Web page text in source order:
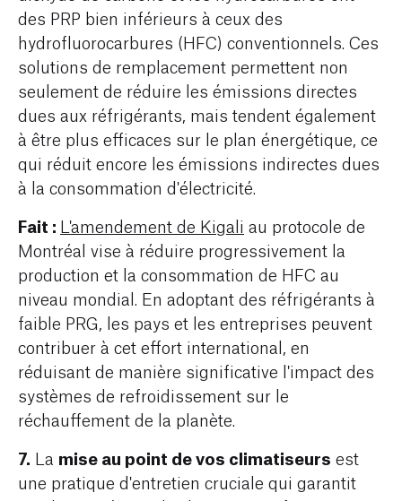
des PRP bien inférieurs à ceux des
hydrofluorocarbures (HFC) conventionnels. Ces
solutions de remplacement permettent non
seulement de réduire les émissions directes
dues aux réfrigérants, mais tendent également
à être plus efficaces sur le plan énergétique, ce
qui réduit encore les émissions indirectes dues
à la consommation d'électricité.
Fait : L'amendement de Kigali au protocole de
Montréal vise à réduire progressivement la
production et la consommation de HFC au
niveau mondial. En adoptant des réfrigérants à
faible PRG, les pays et les entreprises peuvent
contribuer à cet effort international, en
réduisant de manière significative l'impact des
systèmes de refroidissement sur le
réchauffement de la planète.
7. La mise au point de vos climatiseurs est
une pratique d'entretien cruciale qui garantit